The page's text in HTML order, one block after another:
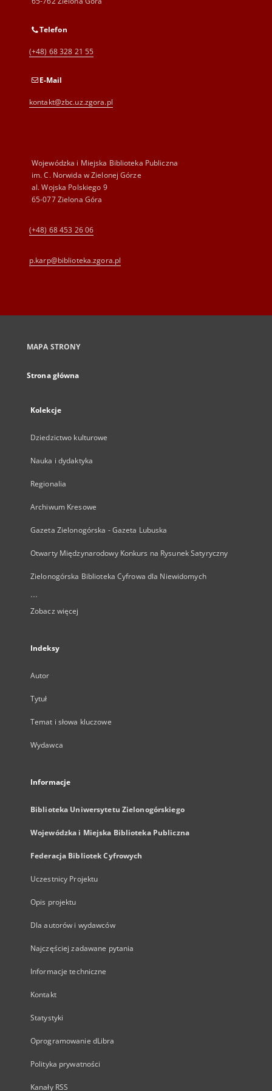
Telefon
(+48) 68 328 21 55
E-Mail
kontakt@zbc.uz.zgora.pl
Wojewódzka i Miejska Biblioteka Publiczna
im. C. Norwida w Zielonej Górze
al. Wojska Polskiego 9
65-077 Zielona Góra
(+48) 68 453 26 06
p.karp@biblioteka.zgora.pl
MAPA STRONY
Strona główna
Kolekcje
Dziedzictwo kulturowe
Nauka i dydaktyka
Regionalia
Archiwum Kresowe
Gazeta Zielonogórska - Gazeta Lubuska
Otwarty Międzynarodowy Konkurs na Rysunek Satyryczny
Zielonogórska Biblioteka Cyfrowa dla Niewidomych
...
Zobacz więcej
Indeksy
Autor
Tytuł
Temat i słowa kluczowe
Wydawca
Informacje
Biblioteka Uniwersytetu Zielonogórskiego
Wojewódzka i Miejska Biblioteka Publiczna
Federacja Bibliotek Cyfrowych
Uczestnicy Projektu
Opis projektu
Dla autorów i wydawców
Najczęściej zadawane pytania
Informacje techniczne
Kontakt
Statystyki
Oprogramowanie dLibra
Polityka prywatności
Kanały RSS